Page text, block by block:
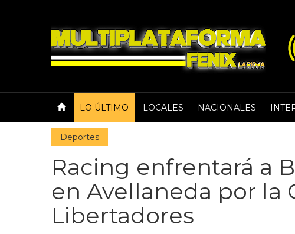
LO ÚLTIMO LOCALES NACIONALES
Deportes
Racing enfrentará a
en Avellaneda por la
Libertadores